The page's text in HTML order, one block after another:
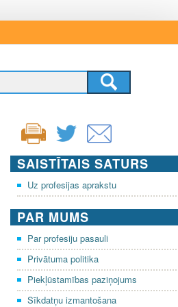
SAISTĪTAIS SATURS
Uz profesijas aprakstu
PAR MUMS
Par profesiju pasauli
Privātuma politika
Piekļūstamības paziņojums
Sīkdatņu izmantošana